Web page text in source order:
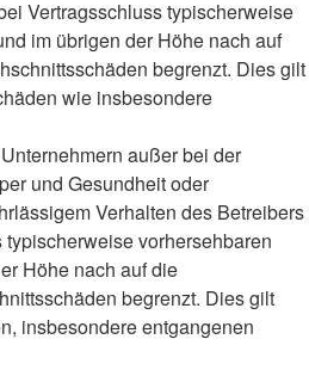
Vertragsschluss typischerweise
im übrigen der Höhe nach auf
begrenzt. Dies gilt
wie insbesondere
außer bei der
und Gesundheit oder
Verhalten des Betreibers
vorhersehbaren
Höhe nach auf die
begrenzt. Dies gilt
insbesondere entgangenen